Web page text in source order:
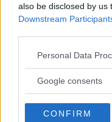
also be disclosed by us
Downstream
Please note that this
not limited to your visit
use your data for
consent section.
Personal Data
Google consents
CONFIRM
Kia Ceed
Kia Ceed
700 kr